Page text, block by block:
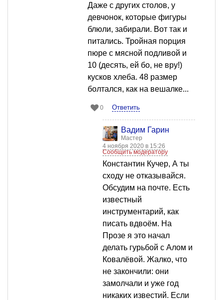
Даже с других столов, у
девчонок, которые фигуры
блюли, забирали. Вот так и
питались. Тройная порция
пюре с мясной подливой и
10 (десять, ей бо, не вру!)
кусков хлеба. 48 размер
болтался, как на вешалке...
0 Ответить
Вадим Гарин
Мастер
4 ноября 2020 в 15:26
Сообщить модератору
Константин Кучер, А ты
сходу не отказывайся.
Обсудим на почте. Есть
известный
инструментарий, как
писать вдвоём. На
Прозе я это начал
делать гурьбой с Алом и
Ковалёвой. Жалко, что
не закончили: они
замолчали и уже год
никаких известий. Если